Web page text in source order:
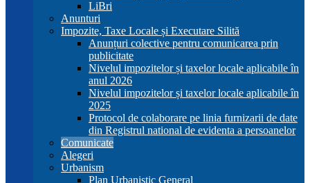
LiBri
Anunturi
Impozite, Taxe Locale și Executare Silită
Anunțuri colective pentru comunicarea prin
publicitate
Nivelul impozitelor și taxelor locale aplicabile în
anul 2026
Nivelul impozitelor și taxelor locale aplicabile în
2025
Protocol de colaborare pe linia furnizarii de date
din Registrul national de evidenta a persoanelor
Comunicate
Alegeri
Urbanism
Plan Urbanistic General